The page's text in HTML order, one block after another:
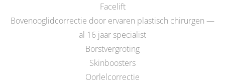
Facelift
Bovenooglidcorrectie door ervaren plastisch chirurgen —
al 16 jaar specialist
Borstvergroting
Skinboosters
Oorlelcorrectie